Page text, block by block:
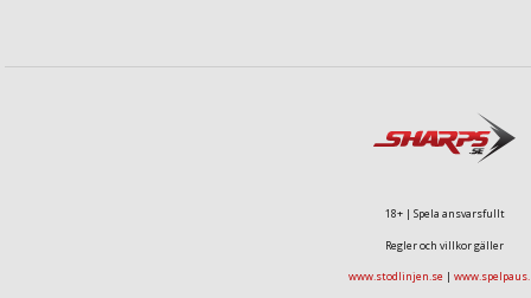
18+ | Spela ansvarsfullt
Regler och villkor gäller
www.stodlinjen.se |